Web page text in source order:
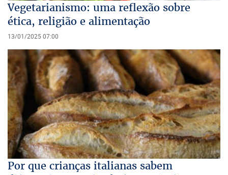
Vegetarianismo: uma reflexão sobre
ética, religião e alimentação
13/01/2025 07:00
Por que crianças italianas sabem